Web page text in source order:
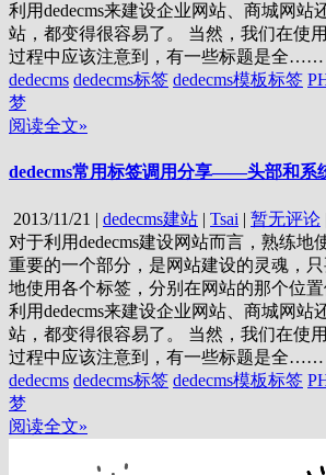
利用dedecms来建设企业网站、商城网站
站，都变得很容易了。 当然，我们在使
过程中应该注意到，有一些标题是全……
dedecms dedecms标签 dedecms模板标签
梦
阅读全文»
dedecms常用标签调用分享——头部和系
2013/11/21 | dedecms建站 | Tsai | 暂无评论
对于利用dedecms建设网站而言，熟练地
重要的一个部分，是网站建设的灵魂，
地使用各个标签，分别在网站的那个位
利用dedecms来建设企业网站、商城网站
站，都变得很容易了。 当然，我们在使
过程中应该注意到，有一些标题是全……
dedecms dedecms标签 dedecms模板标签
梦
阅读全文»